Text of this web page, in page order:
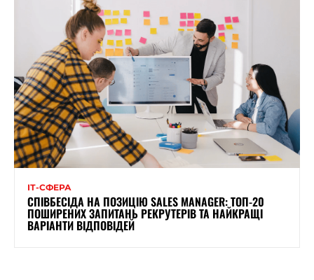
ІТ-СФЕРА
СПІВБЕСІДА НА ПОЗИЦІЮ SALES MANAGER: ТОП-20
ПОШИРЕНИХ ЗАПИТАНЬ РЕКРУТЕРІВ ТА НАЙКРАЩІ
ВАРІАНТИ ВІДПОВІДЕЙ